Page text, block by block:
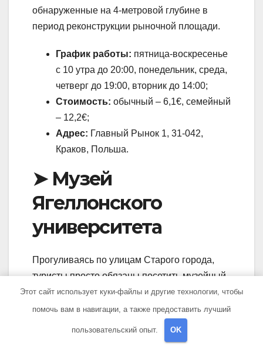
обнаруженные на 4-метровой глубине в
период реконструкции рыночной площади.
График работы: пятница-воскресенье
с 10 утра до 20:00, понедельник, среда,
четверг до 19:00, вторник до 14:00;
Стоимость: обычный – 6,1€, семейный
– 12,2€;
Адрес: Главный Рынок 1, 31-042,
Краков, Польша.
➤ Музей
Ягеллонского
университета
Прогуливаясь по улицам Старого города,
туристы просто обязаны посетить музейный
комплекс на базе Ягеллонского
университета. Его основали в XII столетии, и
за это время он претерпел несколько
реконструкций в готической стилизации. В
Этот сайт использует куки-файлы и другие технологии, чтобы
помочь вам в навигации, а также предоставить лучший
пользовательский опыт. OK